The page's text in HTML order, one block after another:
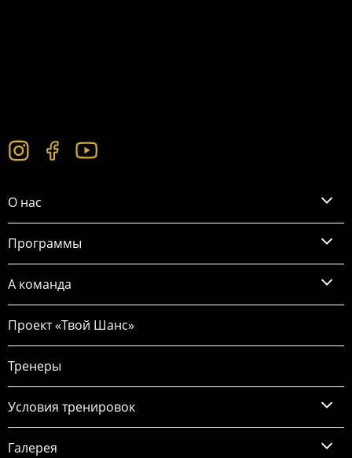
О нас
Программы
А команда
Проект «Твой Шанс»
Тренеры
Условия тренировок
Галерея